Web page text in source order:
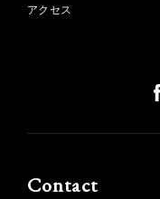
アクセス
Contact